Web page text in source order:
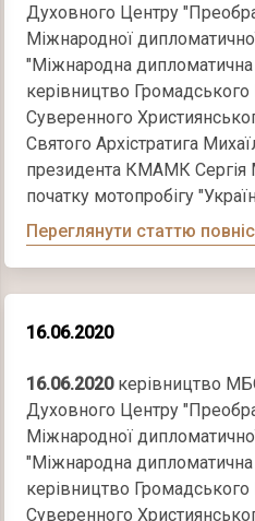
Духовного Центру
Міжнародної
"Міжнародна дипломатична
керівництво Громадського
Суверенного
Святого Архістратига
президента КМАМК Сергія
початку мотопробігу
Переглянути статтю
16.06.2020
16.06.2020керівництво
Духовного Центру
Міжнародної
"Міжнародна дипломатична
керівництво Громадського
Суверенного